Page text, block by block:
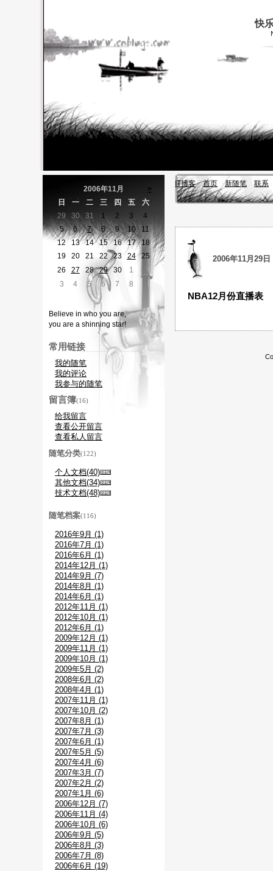
快
IT博客 首页 新随笔 联系
2006年11月29日
NBA12月份直播表
2006年11月
>
日
一 二 三 四 五
六
29
30 31 1 2 3
4
5
6 7 8 9 10
11
12
13 14 15 16 17
18
19
20 21 22 23 24
25
26
27 28 29 30 1
3
4 5 6 7 8
Believe in who you are,
you are a shinning star!
常用链接
我的随笔
我的评论
我参与的随笔
留言簿(16)
给我留言
查看公开留言
查看私人留言
随笔分类(122)
个人文档(40)
其他文档(34)
技术文档(48)
随笔档案(116)
2016年9月 (1)
2016年7月 (1)
2016年6月 (1)
2014年12月 (1)
2014年9月 (7)
2014年8月 (1)
2014年6月 (1)
2012年11月 (1)
2012年10月 (1)
2012年6月 (1)
2009年12月 (1)
2009年11月 (1)
2009年10月 (1)
2009年5月 (2)
2008年6月 (2)
2008年4月 (1)
2007年11月 (1)
2007年10月 (2)
2007年8月 (1)
2007年7月 (3)
2007年6月 (1)
2007年5月 (5)
2007年4月 (6)
2007年3月 (7)
2007年2月 (2)
2007年1月 (6)
2006年12月 (7)
2006年11月 (4)
2006年10月 (6)
2006年9月 (5)
2006年8月 (3)
2006年7月 (8)
2006年6月 (19)